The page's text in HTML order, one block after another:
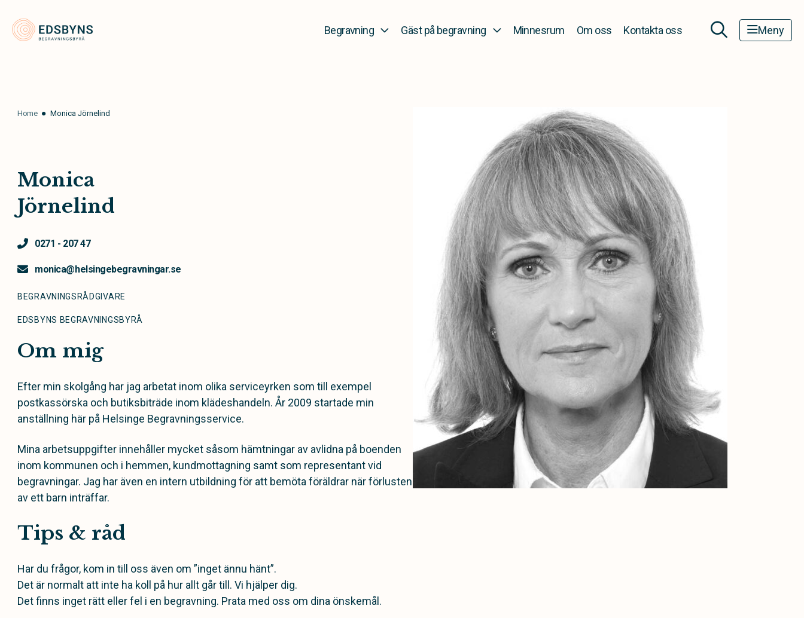
Edsbyns Begravningsbyrå Begravning Gäst på begravning Minnesrum Om oss Kontakta oss Meny
Home Monica Jörnelind
Monica
Jörnelind
0271 - 207 47
monica@helsingebegravningar.se
BEGRAVNINGSRÅDGIVARE
EDSBYNS BEGRAVNINGSBYRÅ
Om mig
Efter min skolgång har jag arbetat inom olika serviceyrken som till exempel
postkassörska och butiksbiträde inom klädeshandeln. År 2009 startade min
anställning här på Helsinge Begravningsservice.
Mina arbetsuppgifter innehåller mycket såsom hämtningar av avlidna på boenden
inom kommunen och i hemmen, kundmottagning samt som representant vid
begravningar. Jag har även en intern utbildning för att bemöta föräldrar när förlusten
av ett barn inträffar.
Tips & råd
Har du frågor, kom in till oss även om ”inget ännu hänt”.
Det är normalt att inte ha koll på hur allt går till. Vi hjälper dig.
Det finns inget rätt eller fel i en begravning. Prata med oss om dina önskemål.